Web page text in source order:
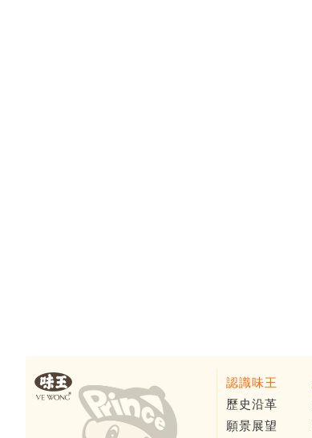
認識味王
歷史沿革
願景展望